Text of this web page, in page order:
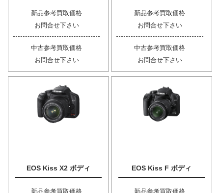
新品参考買取価格
お問合せ下さい
中古参考買取価格
お問合せ下さい
新品参考買取価格
お問合せ下さい
中古参考買取価格
お問合せ下さい
EOS Kiss X2 ボディ
新品参考買取価格
EOS Kiss F ボディ
新品参考買取価格